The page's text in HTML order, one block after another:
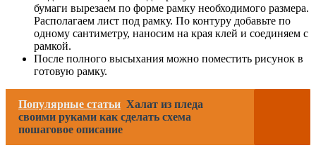
бумаги вырезаем по форме рамку необходимого размера.
Располагаем лист под рамку. По контуру добавьте по
одному сантиметру, наносим на края клей и соединяем с
рамкой.
После полного высыхания можно поместить рисунок в
готовую рамку.
Популярные статьи Халат из пледа
своими руками как сделать схема
пошаговое описание